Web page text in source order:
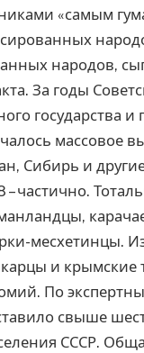
«самым
народов,
За годы
государства
массовое
Сибирь и
частично.
месхетинцы.
и
По
свыше
СССР.